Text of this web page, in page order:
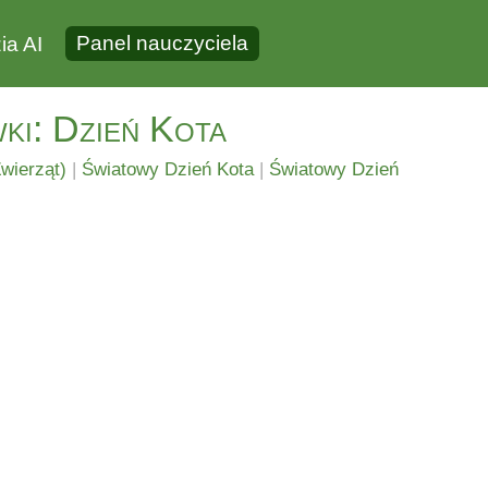
AI Panel nauczyciela
Dzień Kota
| Światowy Dzień Kota| Światowy Dzień